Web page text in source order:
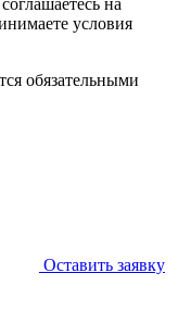
условия
обязательными
Оставить заявку